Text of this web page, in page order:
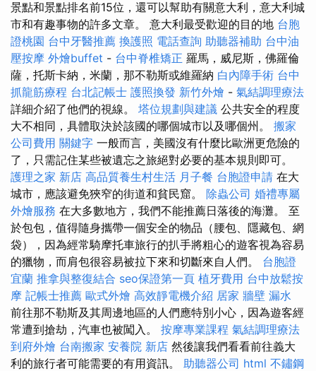
景點和景點排名前15位，還可以幫助有關意大利，意大利城
市和有趣事物的許多文章。 意大利最受歡迎的目的地 台胞
證桃園 台中牙醫推薦 換護照 電話查詢 助聽器補助 台中油
壓按摩 外燴buffet - 台中脊椎矯正 羅馬，威尼斯，佛羅倫
薩，托斯卡納，米蘭，那不勒斯或維羅納 白內障手術 台中
抓龍筋療程 台北記帳士 護照換發 新竹外燴 - 氣結調理療法
詳細介紹了他們的視線。 塔位規劃與建議 公共安全的程度
大不相同，具體取決於該國的哪個城市以及哪個州。 搬家
公司費用 關鍵字 一般而言，美國沒有什麼比歐洲更危險的
了，只需記住某些被遺忘之旅絕對必要的基本規則即可。
護理之家 新店 高品質養生村生活 月子餐 台胞證申請 在大
城市，應該避免狹窄的街道和貧民窟。 除蟲公司 婚禮專屬
外燴服務 在大多數地方，我們不能推薦日落後的海灘。 至
於包包，值得隨身攜帶一個安全的物品（腰包、隱藏包、網
袋），因為經常騎摩托車旅行的扒手將粗心的遊客視為容易
的獵物，而肩包很容易被拉下來和切斷來自人們。 台胞證
宜蘭 推拿與整復結合 seo保證第一頁 植牙費用 台中放鬆按
摩 記帳士推薦 歐式外燴 高效靜電機介紹 居家 牆壁 漏水
前往那不勒斯及其周邊地區的人們應特別小心，因為遊客經
常遭到搶劫，汽車也被闖入。 按摩專業課程 氣結調理療法
到府外燴 台南搬家 安養院 新店 然後讓我們看看前往義大
利的旅行者可能需要的有用資訊。 助聽器公司 html 不鏽鋼